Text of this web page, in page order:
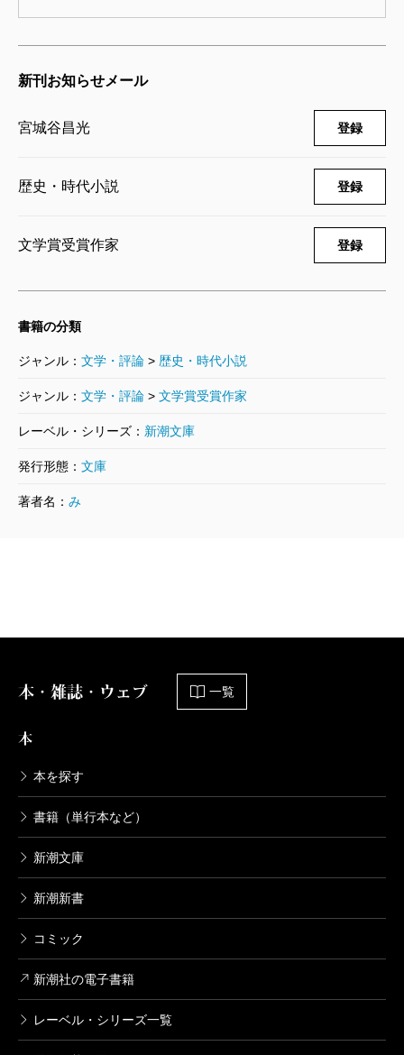
新刊お知らせメール
宮城谷昌光 登録
歴史・時代小説 登録
文学賞受賞作家 登録
書籍の分類
ジャンル： 文学・評論 > 歴史・時代小説
ジャンル： 文学・評論 > 文学賞受賞作家
レーベル・シリーズ： 新潮文庫
発行形態： 文庫
著者名： み
本・雑誌・ウェブ 一覧
本
本を探す
書籍（単行本など）
新潮文庫
新潮新書
コミック
新潮社の電子書籍
レーベル・シリーズ一覧